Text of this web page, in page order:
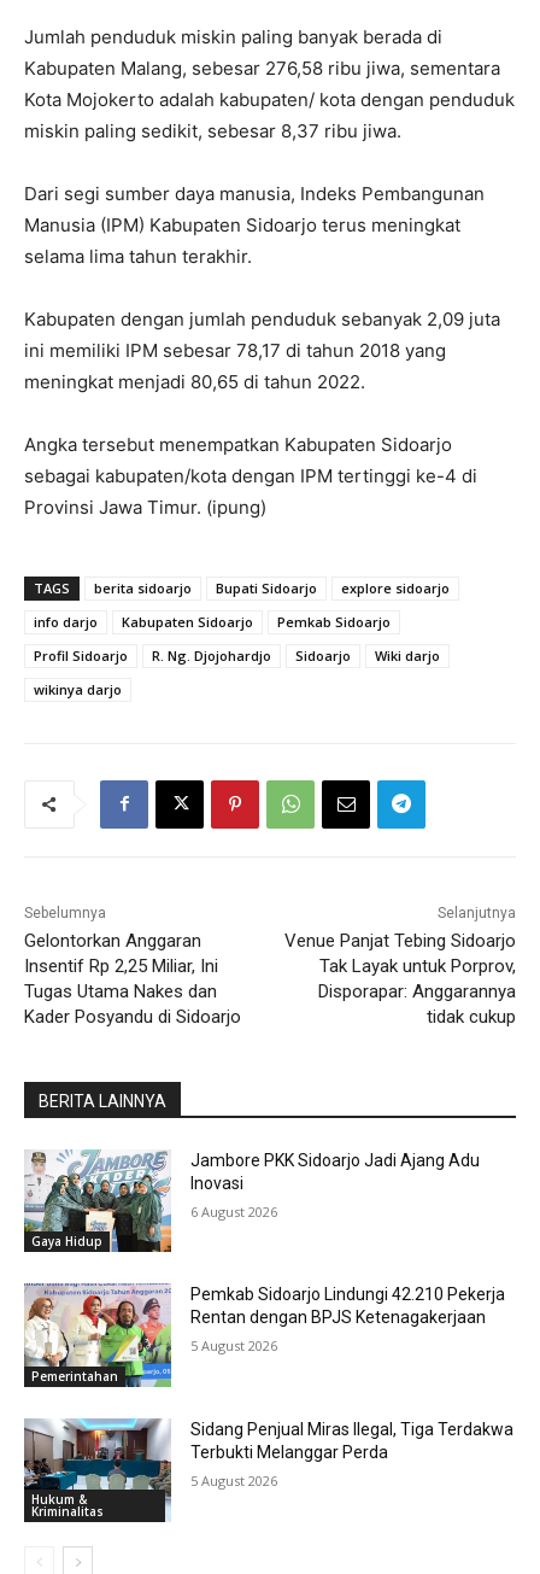
Jumlah penduduk miskin paling banyak berada di
Kabupaten Malang, sebesar 276,58 ribu jiwa, sementara
Kota Mojokerto adalah kabupaten/ kota dengan penduduk
miskin paling sedikit, sebesar 8,37 ribu jiwa.
Dari segi sumber daya manusia, Indeks Pembangunan
Manusia (IPM) Kabupaten Sidoarjo terus meningkat
selama lima tahun terakhir.
Kabupaten dengan jumlah penduduk sebanyak 2,09 juta
ini memiliki IPM sebesar 78,17 di tahun 2018 yang
meningkat menjadi 80,65 di tahun 2022.
Angka tersebut menempatkan Kabupaten Sidoarjo
sebagai kabupaten/kota dengan IPM tertinggi ke-4 di
Provinsi Jawa Timur. (ipung)
TAGS berita sidoarjo Bupati Sidoarjo
explore sidoarjo
info darjo
Kabupaten Sidoarjo
Pemkab Sidoarjo
Profil Sidoarjo
R. Ng. Djojohardjo Sidoarjo
Wiki darjo
wikinya darjo
Sebelumnya
Gelontorkan Anggaran
Insentif Rp 2,25 Miliar, Ini
Tugas Utama Nakes dan
Kader Posyandu di Sidoarjo
Selanjutnya
Venue Panjat Tebing Sidoarjo
Tak Layak untuk Porprov,
Disporapar: Anggarannya
tidak cukup
BERITA LAINNYA
Gaya Hidup
Jambore PKK Sidoarjo Jadi Ajang Adu
Inovasi
6 August 2026
Pemerintahan
Pemkab Sidoarjo Lindungi 42.210 Pekerja
Rentan dengan BPJS Ketenagakerjaan
5 August 2026
Hukum &
Kriminalitas
Sidang Penjual Miras Ilegal, Tiga Terdakwa
Terbukti Melanggar Perda
5 August 2026